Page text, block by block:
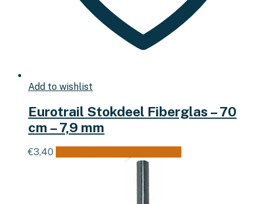
Add to wishlist
Eurotrail Stokdeel Fiberglas – 70
cm – 7,9 mm
€3,40